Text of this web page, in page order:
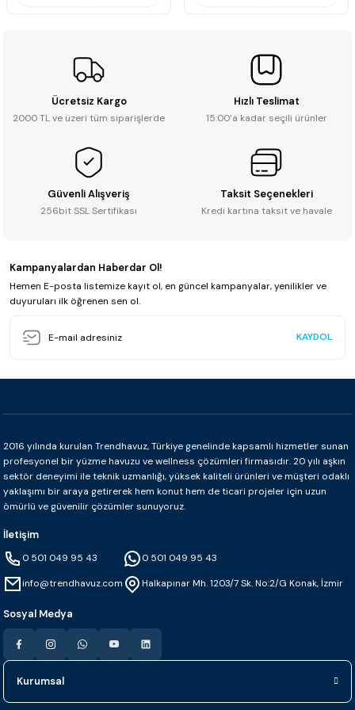
Ücretsiz Kargo
2000 TL ve üzeri tüm siparişlerde
Hızlı Teslimat
15:00’a kadar seçili ürünler
Güvenli Alışveriş
256bit SSL Sertifikası
Taksit Seçenekleri
Kredi kartına taksit ve havale
Kampanyalardan Haberdar Ol!
Hemen E-posta listemize kayıt ol, en güncel kampanyalar, yenilikler ve
duyuruları ilk öğrenen sen ol.
KAYDOL
2016 yılında kurulan Trendhavuz, Türkiye genelinde kapsamlı hizmetler sunan
profesyonel bir yüzme havuzu ve wellness çözümleri firmasıdır. 20 yılı aşkın
sektör deneyimi ile teknik uzmanlığı, yüksek kaliteli ürünleri ve müşteri odaklı
yaklaşımı bir araya getirerek hem konut hem de ticari projeler için uzun
ömürlü ve güvenilir çözümler sunuyoruz.
İletişim
0 501 049 95 43
info@trendhavuz.com
0 501 049 95 43
Halkapınar Mh. 1203/7 Sk. No:2/G Konak, İzmir
Sosyal Medya
Kurumsal